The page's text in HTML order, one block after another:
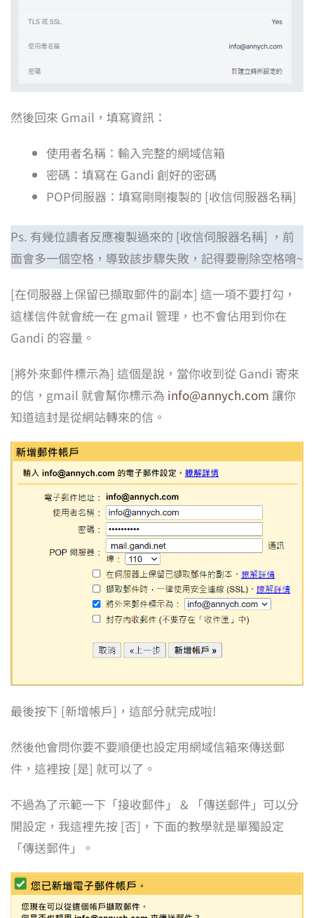
然後回來 Gmail，填寫資訊：
使用者名稱：輸入完整的網域信箱
密碼：填寫在 Gandi 創好的密碼
POP伺服器：填寫剛剛複製的 [收信伺服器名稱]
Ps. 有幾位讀者反應複製過來的 [收信伺服器名稱] ，前
面會多一個空格，導致該步驟失敗，記得要刪除空格唷~
[在伺服器上保留已擷取郵件的副本] 這一項不要打勾，
這樣信件就會統一在 gmail 管理，也不會佔用到你在
Gandi 的容量。
[將外來郵件標示為] 這個是說，當你收到從 Gandi 寄來
的信，gmail 就會幫你標示為 info@annych.com 讓你
知道這封是從網站轉來的信。
最後按下 [新增帳戶]，這部分就完成啦!
然後他會問你要不要順便也設定用網域信箱來傳送郵
件，這裡按 [是] 就可以了。
不過為了示範一下「接收郵件」 & 「傳送郵件」可以分
開設定，我這裡先按 [否]，下面的教學就是單獨設定
「傳送郵件」。